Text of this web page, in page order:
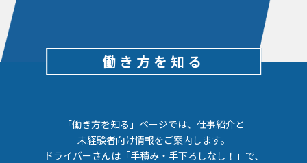
働き方を知る
「働き方を知る」ページでは、仕事紹介と
未経験者向け情報をご案内します。
ドライバーさんは「手積み・手下ろしなし！」で、